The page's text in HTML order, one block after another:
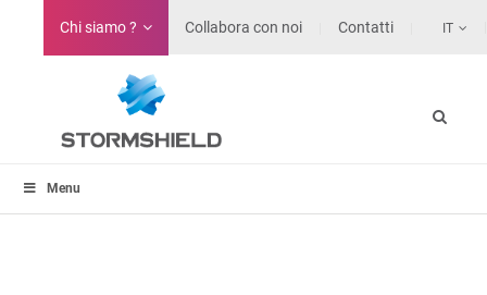
Chi siamo ? Collabora con noi Contatti IT
Menu